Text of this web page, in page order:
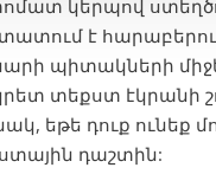
կերպով
է
պիտակների
տեքստ էկրանի
եթե դուք ունեք
դաշտին: